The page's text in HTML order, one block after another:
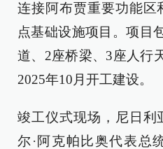
连接阿布贾重要功能区
点基础设施项目。项目
道、2座桥梁、3座人行
2025年10月开工建设。
竣工仪式现场，尼日利
尔·阿克帕比奥代表总